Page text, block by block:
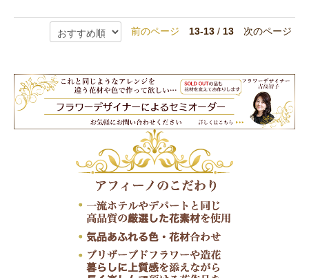
前のページ 13-13 / 13 次のページ